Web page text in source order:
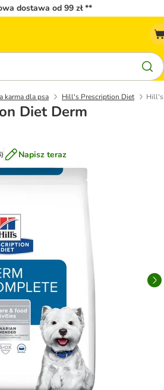
dostawa od 99 zł **
karma dla psa Hill's Prescription Diet Hill's
Diet Derm
) Napisz teraz